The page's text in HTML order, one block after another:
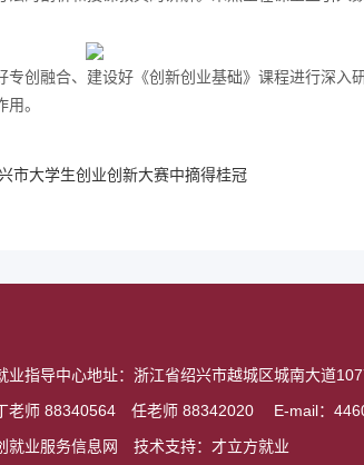
创融合、建设好《创新创业基础》课程进行深入
。
市大学生创业创新大赛中摘得桂冠
业指导中心地址：浙江省绍兴市越城区城南大道
老师 88340564 任老师 88342020 E-mail：
就业服务信息网 技术支持：才立方就业